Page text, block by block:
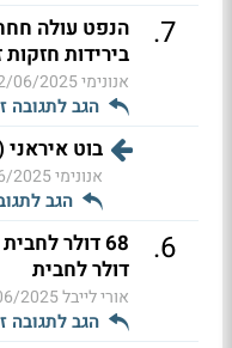
7
.
בירידות חזקות
אנונימי2025 07:15
הגב לתגובה
בוט איראני
אנונימי16:55
הגב
6
.
דולר לחבית
אורי לייבל06:17
הגב לתגובה